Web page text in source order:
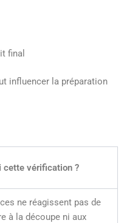
final
influencer la préparation
cette vérification ?
ne réagissent pas de
à la découpe ni aux